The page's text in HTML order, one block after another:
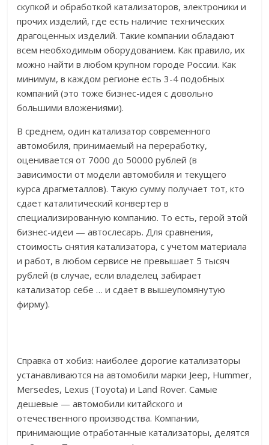
скупкой и обработкой катализаторов, электроники и
прочих изделий, где есть наличие технических
драгоценных изделий. Такие компании обладают
всем необходимым оборудованием. Как правило, их
можно найти в любом крупном городе России. Как
минимум, в каждом регионе есть 3-4 подобных
компаний (это тоже бизнес-идея с довольно
большими вложениями).
В среднем, один катализатор современного
автомобиля, принимаемый на переработку,
оценивается от 7000 до 50000 рублей (в
зависимости от модели автомобиля и текущего
курса драгметаллов). Такую сумму получает тот, кто
сдает каталитический конвертер в
специализированную компанию. То есть, герой этой
бизнес-идеи — автослесарь. Для сравнения,
стоимость снятия катализатора, с учетом материала
и работ, в любом сервисе не превышает 5 тысяч
рублей (в случае, если владелец забирает
катализатор себе … и сдает в вышеупомянутую
фирму).
Справка от хобиз: наиболее дорогие катализаторы
устанавливаются на автомобили марки Jeep, Hummer,
Mersedes, Lexus (Toyota) и Land Rover. Самые
дешевые — автомобили китайского и
отечественного производства. Компании,
принимающие отработанные катализаторы, делятся